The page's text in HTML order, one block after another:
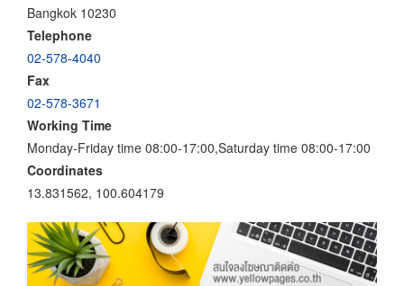
Bangkok 10230
Telephone
02-578-4040
Fax
02-578-3671
Working Time
Monday-Friday time 08:00-17:00,Saturday time 08:00-17:00
Coordinates
13.831562, 100.604179